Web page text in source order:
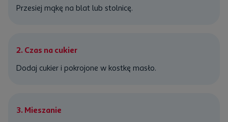
Przesiej mąkę na blat lub stolnicę.
2. Czas na cukier
Dodaj cukier i pokrojone w kostkę masło.
3. Mieszanie